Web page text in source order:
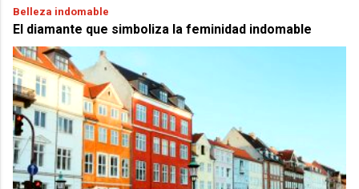
Belleza indomable
El diamante que simboliza la feminidad indomable